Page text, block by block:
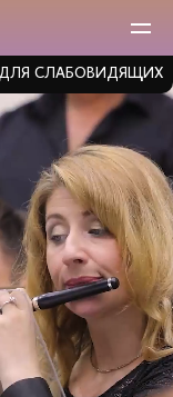
ДЛЯ СЛАБОВИДЯЩИХ